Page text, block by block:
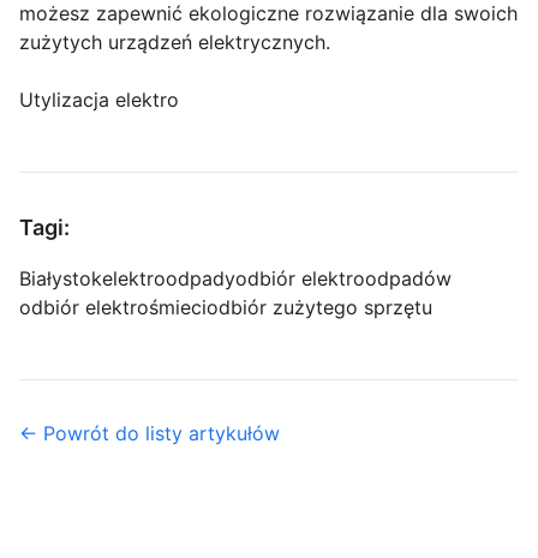
możesz zapewnić ekologiczne rozwiązanie dla swoich
zużytych urządzeń elektrycznych.
Utylizacja elektro
Tagi:
Białystokelektroodpadyodbiór elektroodpadów
odbiór elektrośmieciodbiór zużytego sprzętu
← Powrót do listy artykułów